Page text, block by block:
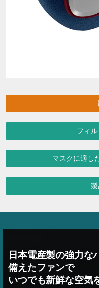
フィ
マスクに適し
製
日本電産製の強力な
備えたファンで
いつでも新鮮な空気